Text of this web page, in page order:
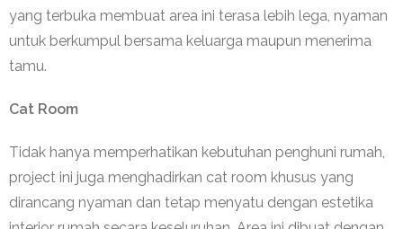
yang terbuka membuat area ini terasa lebih lega, nyaman
untuk berkumpul bersama keluarga maupun menerima
tamu.
Cat Room
Tidak hanya memperhatikan kebutuhan penghuni rumah,
project ini juga menghadirkan cat room khusus yang
dirancang nyaman dan tetap menyatu dengan estetika